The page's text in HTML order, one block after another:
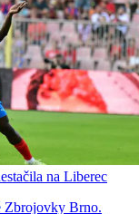
na Liberec
Zbrojovky Brno.